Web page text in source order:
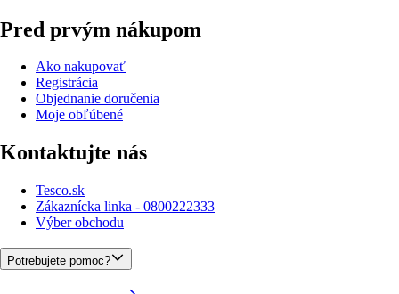
Pred prvým nákupom
Ako nakupovať
Registrácia
Objednanie doručenia
Moje obľúbené
Kontaktujte nás
Tesco.sk
Zákaznícka linka - 0800222333
Výber obchodu
Potrebujete pomoc?